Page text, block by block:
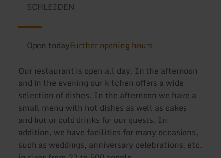
SCHLEIDEN
Open todayFurther opening hours
Our restaurant is open all day. In the afternoon
and in the evening our kitchen offers a wide
selection of dishes. In the afternoon we have a
small menu with hot dishes as well as cakes
and hot or cold drinks for our guests. In
addition, we have facilities for many occasions,
such as weddings, anniversary celebrations, etc.